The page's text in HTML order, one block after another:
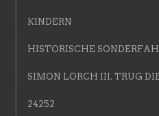
KINDERN
HISTORISCHE
SIMON LORCH III. TRUG
24252